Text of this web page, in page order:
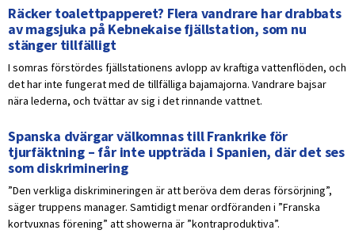
Räcker toalettpapperet? Flera vandrare har drabbats
av magsjuka på Kebnekaise fjällstation, som nu
stänger tillfälligt
I somras förstördes fjällstationens avlopp av kraftiga vattenflöden, och
det har inte fungerat med de tillfälliga bajamajorna. Vandrare bajsar
nära lederna, och tvättar av sig i det rinnande vattnet.
Spanska dvärgar välkomnas till Frankrike för
tjurfäktning – får inte uppträda i Spanien, där det ses
som diskriminering
”Den verkliga diskrimineringen är att beröva dem deras försörjning”,
säger truppens manager. Samtidigt menar ordföranden i ”Franska
kortvuxnas förening” att showerna är ”kontraproduktiva”.